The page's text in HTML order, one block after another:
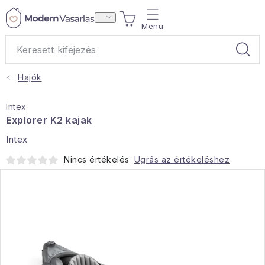
Ugrás
KOSÁR
Ajándékok
Otthoni illatok
Hobbi és kert
Hajók
Intex
Explorer K2 kajak
Intex
Nincs értékelés Ugrás az értékeléshez